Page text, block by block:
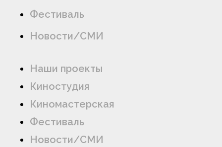
Фестиваль
Новости/СМИ
Наши проекты
Киностудия
Киномастерская
Фестиваль
Новости/СМИ